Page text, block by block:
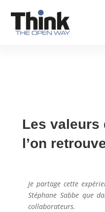
Les valeurs
l’on
Je partage cette
Stéphane Sabbe que
collaborateurs.